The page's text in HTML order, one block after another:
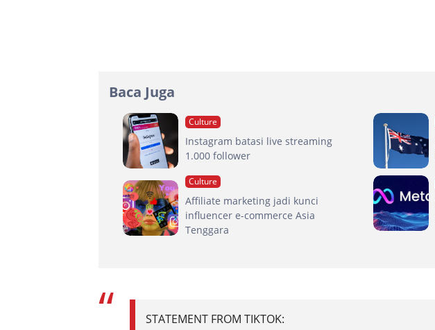
Baca Juga
Culture
Instagram batasi live streaming
1.000 follower
Culture
Affiliate marketing jadi kunci
influencer e-commerce Asia
Tenggara
STATEMENT FROM TIKTOK: